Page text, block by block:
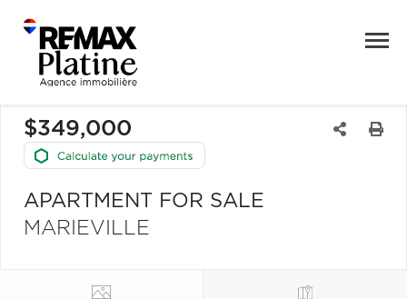
$349,000
APARTMENT FOR SALE
MARIEVILLE